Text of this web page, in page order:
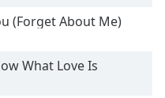
(Forget About Me)
What Love Is